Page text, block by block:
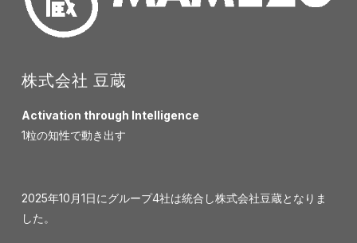
株式会社 豆蔵
Activation through Intelligence
1粒の知性で動き出す
2025年10月1日にグループ4社は統合し株式会社豆蔵となりま
した。